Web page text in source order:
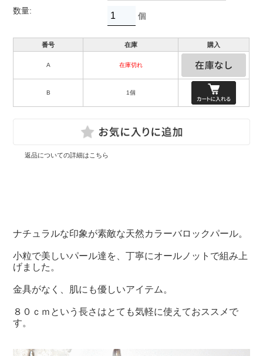
数量:
個
番号 在庫 購入
A 在庫切れ
B 1個
返品についての詳細はこちら
ナチュラルな印象が素敵な天然カラーバロックパール。
小粒で美しいパール達を、丁寧にオールノットで組み上
げました。
金具がなく、肌にも優しいアイテム。
８０ｃｍという長さはとても気軽に使えておススメで
す。